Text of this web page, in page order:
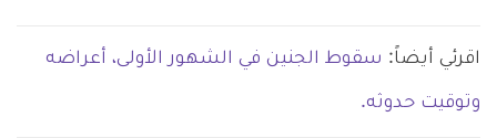
اقرئي أيضاً: سقوط الجنين في الشهور الأولى، أعراضه
وتوقيت حدوثه.